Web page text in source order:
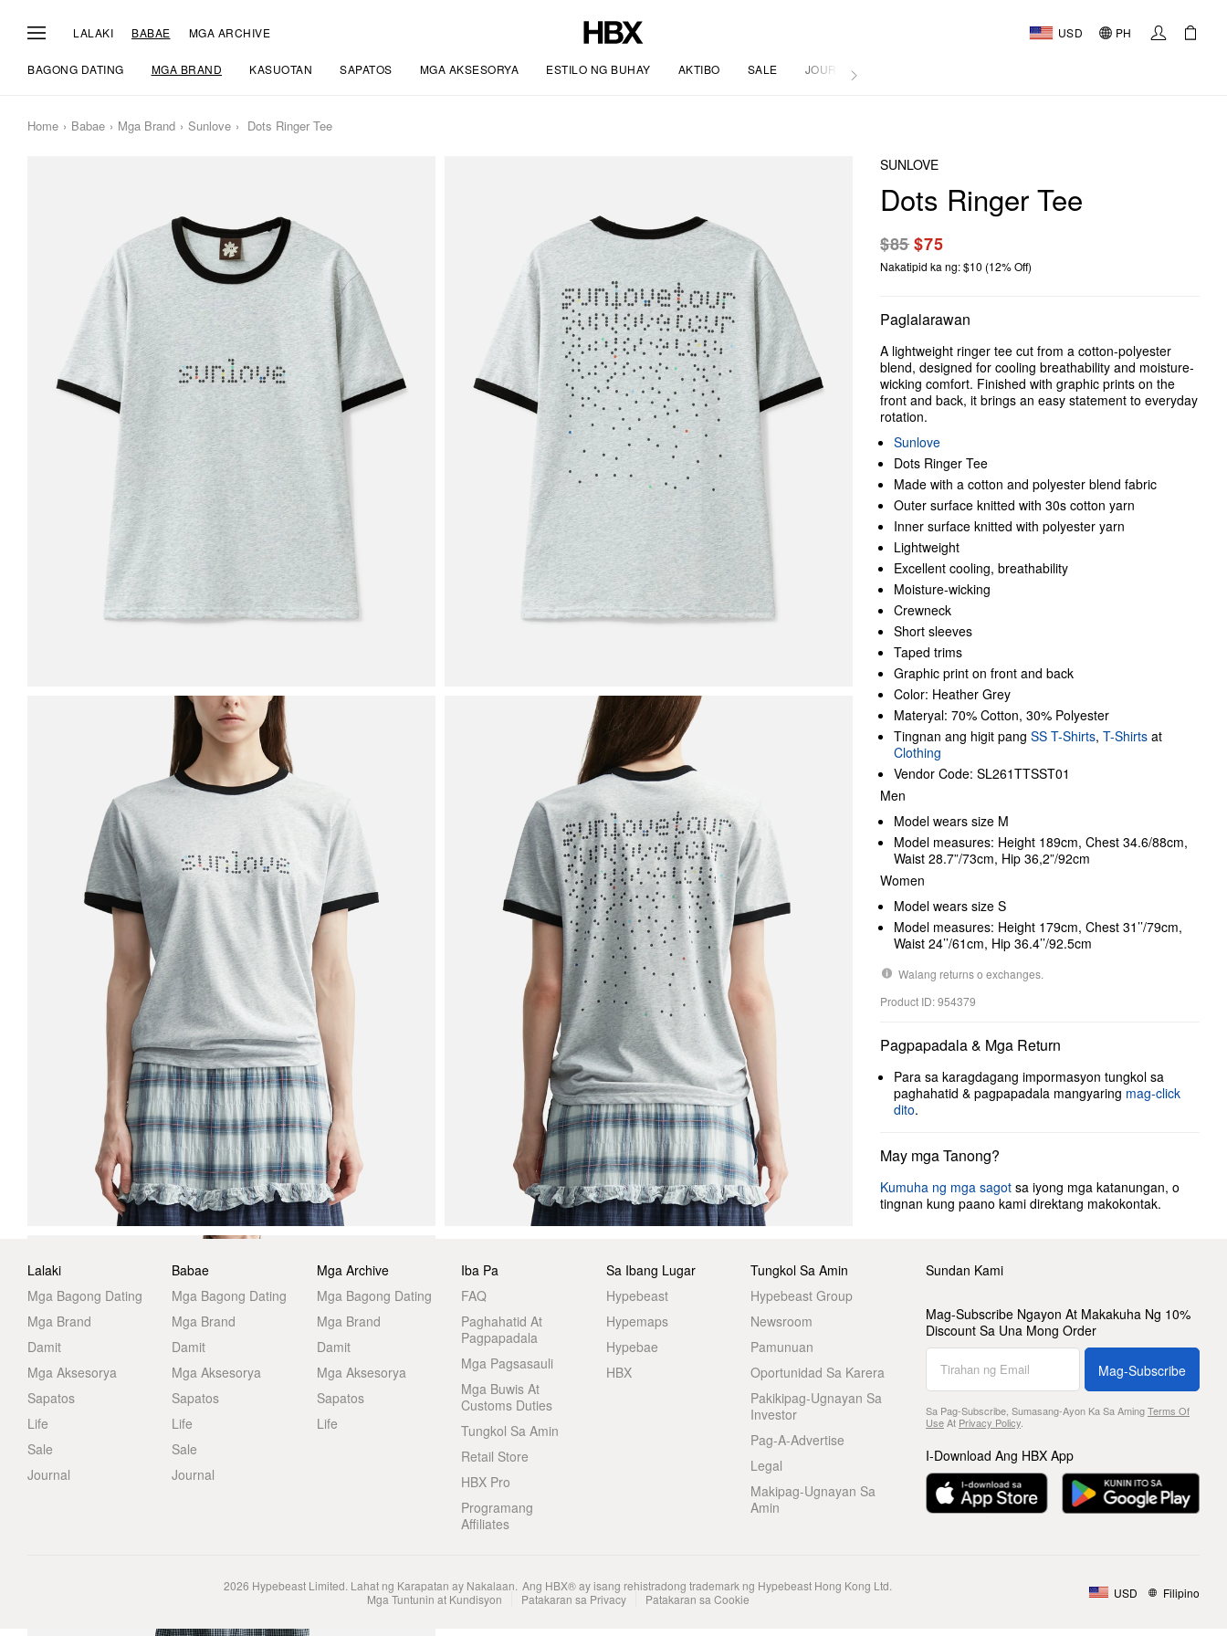
LALAKI BABAE MGA ARCHIVE USD PH
BAGONG DATING MGA BRAND KASUOTAN SAPATOS MGA AKSESORYA ESTILO NG BUHAY AKTIBO SALE JOURNAL
Home Babae Mga Brand Sunlove Dots Ringer Tee
SUNLOVE
Dots Ringer Tee
$85$75
Nakatipid ka ng: $10 (12% Off)
Paglalarawan
A lightweight ringer tee cut from a cotton-polyester
blend, designed for cooling breathability and moisture-
wicking comfort. Finished with graphic prints on the
front and back, it brings an easy statement to everyday
rotation.
Sunlove
Dots Ringer Tee
Made with a cotton and polyester blend fabric
Outer surface knitted with 30s cotton yarn
Inner surface knitted with polyester yarn
Lightweight
Excellent cooling, breathability
Moisture-wicking
Crewneck
Short sleeves
Taped trims
Graphic print on front and back
Color: Heather Grey
Materyal: 70% Cotton, 30% Polyester
Tingnan ang higit pang SS T-Shirts, T-Shirts at
Clothing
Vendor Code: SL261TTSST01
Men
Model wears size M
Model measures: Height 189cm, Chest 34.6/88cm,
Waist 28.7”/73cm, Hip 36,2”/92cm
Women
Model wears size S
Model measures: Height 179cm, Chest 31’’/79cm,
Waist 24’’/61cm, Hip 36.4’’/92.5cm
Walang returns o exchanges.
Product ID: 954379
Pagpapadala & Mga Return
Para sa karagdagang impormasyon tungkol sa
paghahatid & pagpapadala mangyaring mag-click
dito.
May mga Tanong?
Kumuha ng mga sagot sa iyong mga katanungan, o
tingnan kung paano kami direktang makokontak.
Lalaki
Mga Bagong Dating
Mga Brand
Damit
Mga Aksesorya
Sapatos
Life
Sale
Journal
Babae
Mga Bagong Dating
Mga Brand
Damit
Mga Aksesorya
Sapatos
Life
Sale
Journal
Mga Archive
Mga Bagong Dating
Mga Brand
Damit
Mga Aksesorya
Sapatos
Life
Iba Pa
FAQ
Paghahatid At
Pagpapadala
Mga Pagsasauli
Mga Buwis At
Customs Duties
Tungkol Sa Amin
Retail Store
HBX Pro
Programang
Affiliates
Sa Ibang Lugar
Hypebeast
Hypemaps
Hypebae
HBX
Tungkol Sa Amin
Hypebeast Group
Newsroom
Pamunuan
Oportunidad Sa Karera
Pakikipag-Ugnayan Sa
Investor
Pag-A-Advertise
Legal
Makipag-Ugnayan Sa
Amin
Sundan Kami
Mag-Subscribe Ngayon At Makakuha Ng 10%
Discount Sa Una Mong Order
Mag-Subscribe
Sa Pag-Subscribe, Sumasang-Ayon Ka Sa AmingTerms Of
UseAt Privacy Policy.
I-Download Ang HBX App
2026 Hypebeast Limited. Lahat ng Karapatan ay Nakalaan. Ang HBX® ay isang rehistradong trademark ng Hypebeast Hong Kong Ltd.
Mga Tuntunin at Kundisyon
Patakaran sa Privacy Patakaran sa Cookie USD Filipino